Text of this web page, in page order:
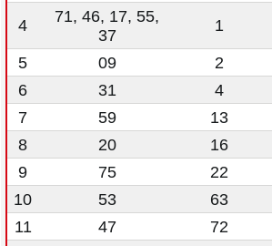
4
71, 46, 17, 55,
37
1
5 09 2
6
31 4
7
59 13
8
20 16
9
75 22
10
53 63
11
47 72